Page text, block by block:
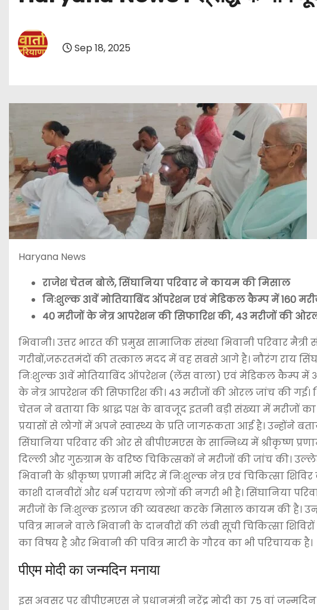
Sep 18, 2025
Haryana News
राजेश चेतन बोले, सिंघानिया परिवार ने कायम की मिसाल
निःशुल्क 31वें मोतियाबिंद ऑपरेशन एवं मेडिकल कैम्प में 160
40 मरीजों के नेत्र आपरेशन की सिफारिश की, 43 मरीजों की
भिवानी। उत्तर भारत की प्रमुख सामाजिक संस्था भिवानी परिवार
गरीबों,जरूरतमंदों की तत्काल मदद में वह सबसे आगे है। नौरंग राय
निःशुल्क 31वें मोतियाबिंद ऑपरेशन (लेंस वाला) एवं मेडिकल कैम्प में
के नेत्र आपरेशन की सिफारिश की। 43 मरीजों की ओरल जांच की गई।
चेतन ने बताया कि श्राद्ध पक्ष के बावजूद इतनी बड़ी संख्या में मरीजों
प्रयासों से लोगों में अपने स्वास्थ्य के प्रति जागरूकता आई है। उन्होंने
सिंघानिया परिवार की ओर से बीपीएमएस के सान्निध्य में श्रीकृष्ण
दिल्ली और गुरुग्राम के वरिष्ठ चिकित्सकों ने मरीजों की जांच की।
भिवानी के श्रीकृष्ण प्रणामी मंदिर में निःशुल्क नेत्र एवं चिकित्सा
काशी दानवीरों और धर्म परायण लोगों की नगरी भी है। सिंघानिया
मरीजों के निःशुल्क इलाज की व्यवस्था करके मिसाल कायम की है।
पवित्र मानने वाले भिवानी के दानवीरों की लंबी सूची चिकित्सा
का विषय है और भिवानी की पवित्र माटी के गौरव का भी परिचायक है।
पीएम मोदी का जन्मदिन मनाया
इस अवसर पर बीपीएमएस ने प्रधानमंत्री नरेंद्र मोदी का 75 वां